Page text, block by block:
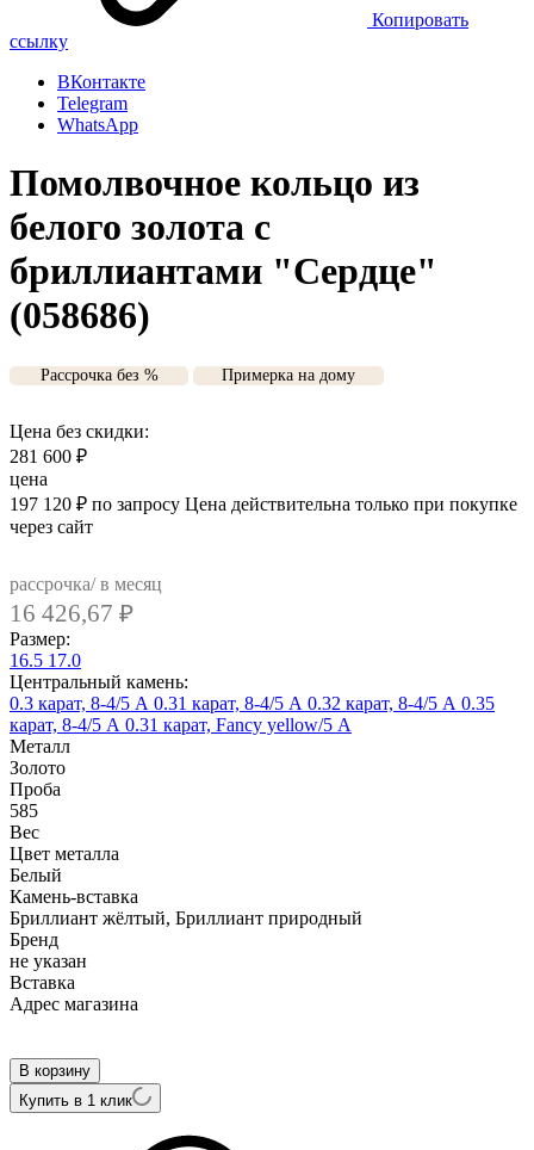
Копировать
ссылку
ВКонтакте
Telegram
WhatsApp
Помолвочное кольцо из
белого золота с
бриллиантами "Сердце"
(058686)
Рассрочка без % Примерка на дому
Цена без скидки:
281 600 ₽
цена
197 120 ₽ по запросу Цена действительна только при покупке
через сайт
рассрочка/ в месяц
16 426,67 ₽
Размер:
16.5 17.0
Центральный камень:
0.3 карат, 8-4/5 А 0.31 карат, 8-4/5 А 0.32 карат, 8-4/5 А 0.35
карат, 8-4/5 А 0.31 карат, Fancy yellow/5 А
Металл
Золото
Проба
585
Вес
Цвет металла
Белый
Камень-вставка
Бриллиант жёлтый, Бриллиант природный
Бренд
не указан
Вcтавка
Адрес магазина
В корзину
Купить в 1 клик